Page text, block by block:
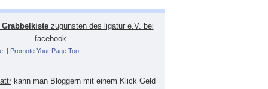
zugunsten des ligatur e.V. bei
facebook.
| Promote Your Page Too
kann man Bloggern mit einem Klick Geld